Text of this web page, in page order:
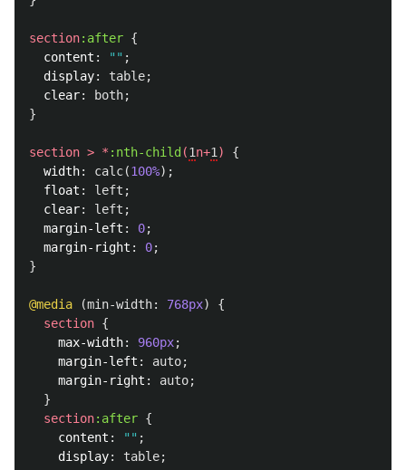
section:after {
content : "" ;
display: table;
clear: both;
}
section > * :nth-child (1n+1 )
{
width: calc(100%);
float : left ;
clear: left ;
margin-left : 0;
margin-right : 0;
}
@media (min-width: 768px)
{
section {
max-width: 960px;
margin-left : auto;
margin-right : auto;
}
section:after {
content : "" ;
display: table;